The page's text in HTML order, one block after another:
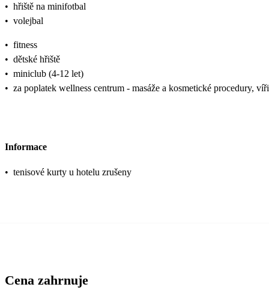
• hřiště na minifotbal
• volejbal
• fitness
• dětské hřiště
• miniclub (4-12 let)
• za poplatek wellness centrum - masáže a kosmetické procedury,
Informace
• tenisové kurty u hotelu zrušeny
Cena zahrnuje